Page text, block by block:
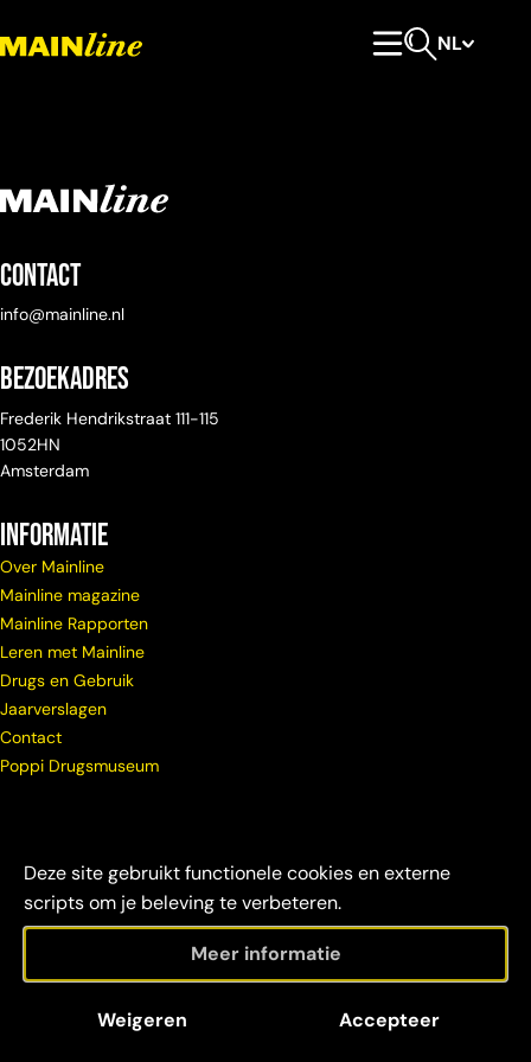
Deze site gebruikt functionele cookies en externe
scripts om je beleving te verbeteren.
Meer informatie
Weigeren Accepteer
NL
Contact
info@mainline.nl
Bezoekadres
Frederik Hendrikstraat 111-115
1052HN
Amsterdam
Informatie
Over Mainline
Mainline magazine
Mainline Rapporten
Leren met Mainline
Drugs en Gebruik
Jaarverslagen
Contact
Poppi Drugsmuseum
Mainline 2026
verantwoordelijkheid
credits